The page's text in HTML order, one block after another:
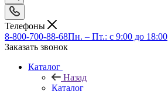
Телефоны
8-800-700-88-68Пн. – Пт.: с 9:00 до 18:00
Заказать звонок
Каталог
Назад
Каталог